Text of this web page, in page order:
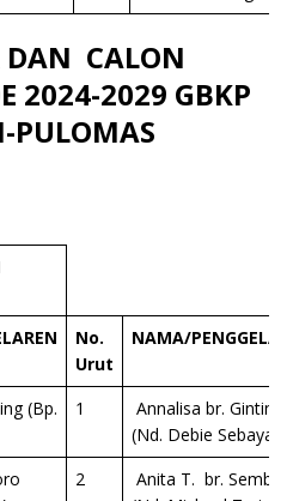
DAN CALON
2024-2029 GBKP
PULOMAS
No.
Urut
NAMA/
(Bp.
1
Annalisa br. Ginting
(Nd. Debie
2
Anita T. br.